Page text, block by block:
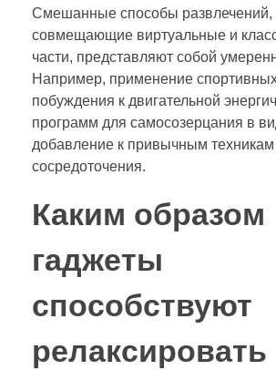
Смешанные способы развлечений,
совмещающие виртуальные и
части, представляют собой
Например, применение
побуждения к двигательной
программ для самосозерцания в
добавление к привычным техникам
сосредоточения.
Каким образом
гаджеты
способствуют
релаксировать